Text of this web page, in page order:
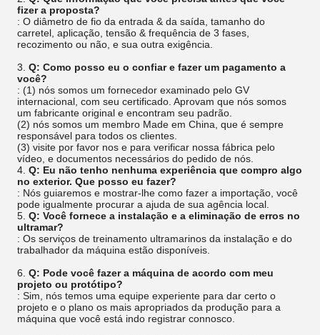
fizer a proposta?
: O diâmetro de fio da entrada & da saída, tamanho do
carretel, aplicação, tensão & frequência de 3 fases,
recozimento ou não, e sua outra exigência.
3. Q: Como posso eu o confiar e fazer um pagamento a
você?
: (1) nós somos um fornecedor examinado pelo GV
internacional, com seu certificado. Aprovam que nós somos
um fabricante original e encontram seu padrão.
(2) nós somos um membro Made em China, que é sempre
responsável para todos os clientes.
(3) visite por favor nos e para verificar nossa fábrica pelo
vídeo, e documentos necessários do pedido de nós.
4. Q: Eu não tenho nenhuma experiência que compro algo
no exterior. Que posso eu fazer?
: Nós guiaremos e mostrar-lhe como fazer a importação, você
pode igualmente procurar a ajuda de sua agência local.
5. Q: Você fornece a instalação e a eliminação de erros no
ultramar?
: Os serviços de treinamento ultramarinos da instalação e do
trabalhador da máquina estão disponíveis.
6. Q: Pode você fazer a máquina de acordo com meu
projeto ou protótipo?
: Sim, nós temos uma equipe experiente para dar certo o
projeto e o plano os mais apropriados da produção para a
máquina que você está indo registrar connosco.